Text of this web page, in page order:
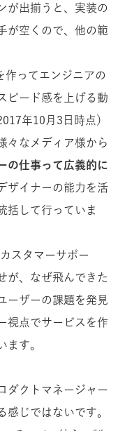
が出揃うと、実装の
が空くので、他の範
作ってエンジニアの
ピード感を上げる動
年10月3日時点）
々なメディア様から
の仕事って広義的に
ザイナーの能力を活
括して行っていま
スタマーサポー
が、なぜ飛んできた
ーザーの課題を発見
視点でサービスを作
ます。
ダクトマネージャー
感じではないです。